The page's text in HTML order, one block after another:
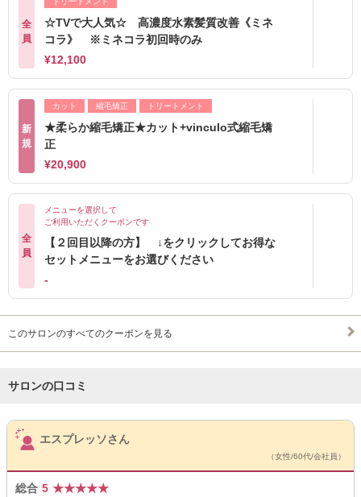
全
員
☆TVで大人気☆ 高濃度水素髪質改善《ミネ
コラ》 ※ミネコラ初回時のみ
¥12,100
新
規
カット 縮毛矯正 トリートメント
★柔らか縮毛矯正★カット+vinculo式縮毛矯
正
¥20,900
全
員
メニューを選択して
ご利用いただくクーポンです
【２回目以降の方】 ↓をクリックしてお得な
セットメニューをお選びください
-
このサロンのすべてのクーポンを見る
サロンの口コミ
サロンPick Up
エスプレッソさん
（女性/60代/会社員）
総合 5 ★★★★★